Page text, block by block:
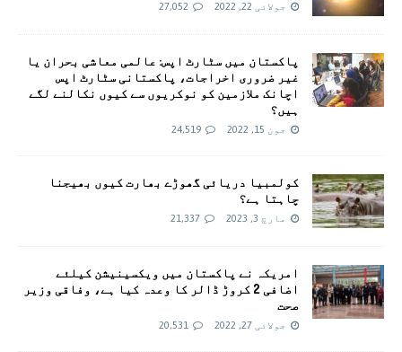
جولائی 22, 2022 27,052
پاکستان میں سٹارٹ اپس: عالمی معاشی بحران یا
غیر ضروری اخراجات، پاکستانی سٹارٹ اپس
اچانک ملازمین کو نوکریوں سے کیوں نکالنے لگے
ہیں؟
جون 15, 2022 24,519
کولمبیا دریائی گھوڑے بھارت کیوں بھیجنا
چاہتا ہے؟
مارچ 3, 2023 21,337
امريکہ نے پاکستان میں ویکسینیشن کیلئے
اضافی 2 کروڑ ڈالر کا وعدہ کیا ہے، وفاقی وزیر
صحت
جولائی 27, 2022 20,531